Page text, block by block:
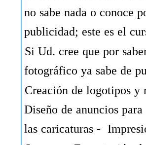
no sabe nada o conoce
publicidad; este es el
Si Ud. cree que por
fotográfico ya sabe de
Creación de logotipos y
Diseño de anuncios
las caricaturas -